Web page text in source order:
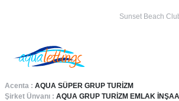
Sunset Beach
Acenta : AQUA SÜPER GRUP TURİZM
Şirket Ünvanı : AQUA GRUP TURİZM EMLAK